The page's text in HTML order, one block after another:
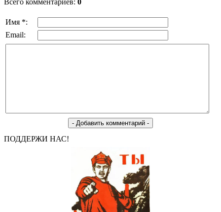
Всего комментариев: 0
Имя *:
Email:
ПОДДЕРЖИ НАС!